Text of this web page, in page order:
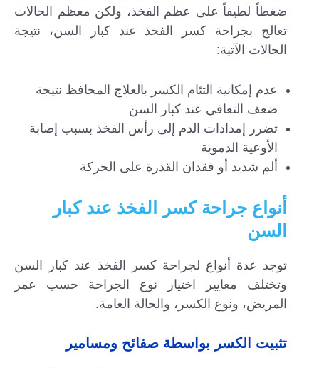
ضغطاً لطيفاً على عظم الفخذ، ولكن معظم الحالات
تعالج بجراحة كسر الفخذ عند كبار السن، نتيجة
الحالات الآتية:
عدم إمكانية التئام الكسر بالعلاج المحافظ نتيجة
ضعف التعافي عند كبار السن
تضرر إمدادات الدم إلى رأس الفخذ بسبب إصابة
الأوعية الدموية
ألم شديد أو فقدان القدرة على الحركة
أنواع جراحة كسر الفخذ عند كبار
السن
توجد عدة أنواع لجراحة كسر الفخذ عند كبار السن
وتختلف معايير اختيار نوع الجراحة حسب عمر
المريض، ونوع الكسر، والحالة العامة.
تثبيت الكسر بواسطة صفائح ومسامير